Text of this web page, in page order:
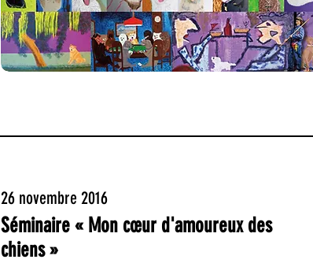
26 novembre 2016
Séminaire « Mon cœur d'amoureux des
chiens »